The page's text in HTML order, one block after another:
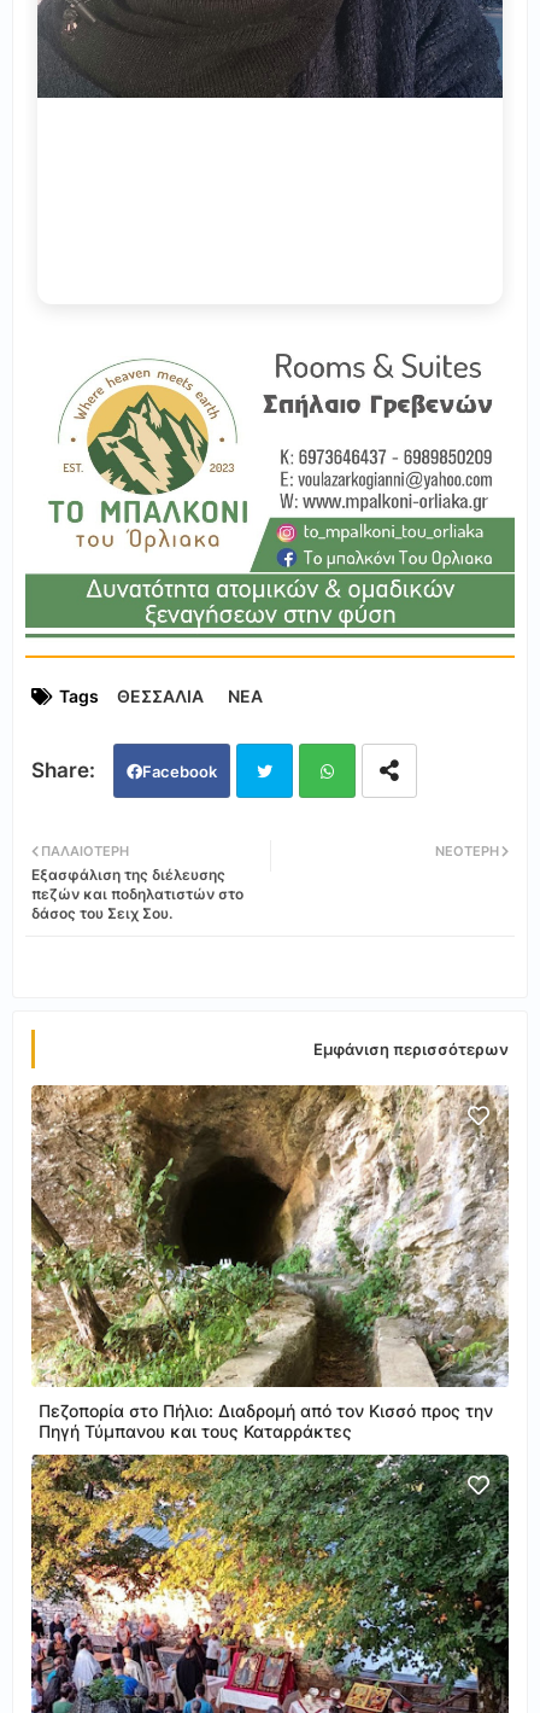
Tags ΘΕΣΣΑΛΙΑ ΝΕΑ
Facebook
ΝΕΌΤΕΡΗ
ΠΑΛΑΙΌΤΕΡΗ
Εξασφάλιση της διέλευσης
πεζών και ποδηλατιστών στο
δάσος του Σειχ Σου.
Εμφάνιση περισσότερων
Πεζοπορία στο Πήλιο: Διαδρομή από τον Κισσό προς την
Πηγή Τύμπανου και τους Καταρράκτες